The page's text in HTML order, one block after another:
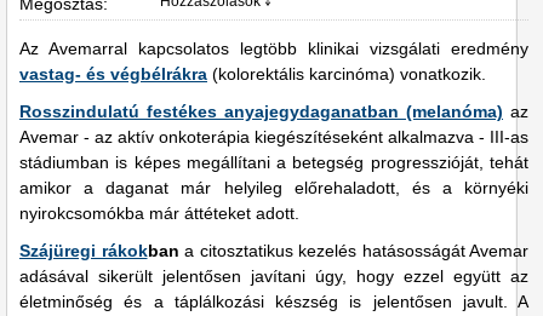
Az Avemarral kapcsolatos legtöbb klinikai vizsgálati eredmény
vastag- és végbélrákra (kolorektális karcinóma) vonatkozik.
Rosszindulatú festékes anyajegydaganatban (melanóma) az
Avemar - az aktív onkoterápia kiegészítéseként alkalmazva - III-as
stádiumban is képes megállítani a betegség progresszióját, tehát
amikor a daganat már helyileg előrehaladott, és a környéki
nyirokcsomókba már áttéteket adott.
Szájüregi rákokban a citosztatikus kezelés hatásosságát Avemar
adásával sikerült jelentősen javítani úgy, hogy ezzel együtt az
életminőség és a táplálkozási készség is jelentősen javult. A